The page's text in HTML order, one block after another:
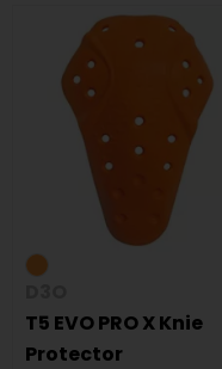
T5 EVO PRO X Knie
Protector